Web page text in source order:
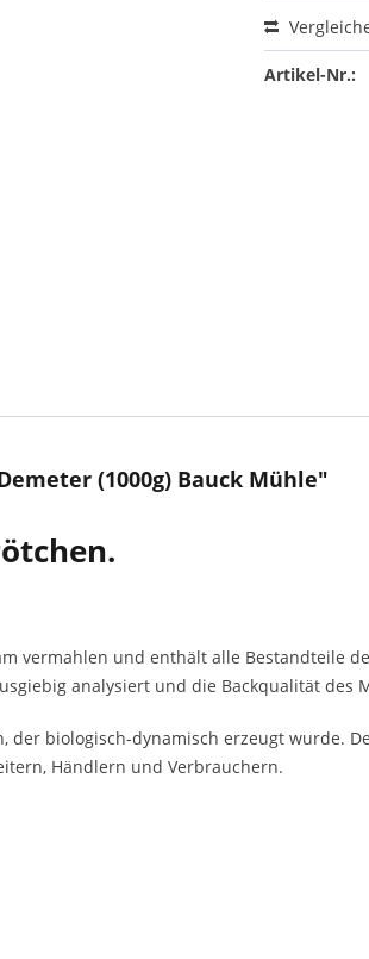
Artikel-Nr.:
(1000g) Bauck Mühle"
vermahlen und enthält alle Bestandteile
analysiert und die Backqualität des
der biologisch-dynamisch erzeugt wurde.
Händlern und Verbrauchern.